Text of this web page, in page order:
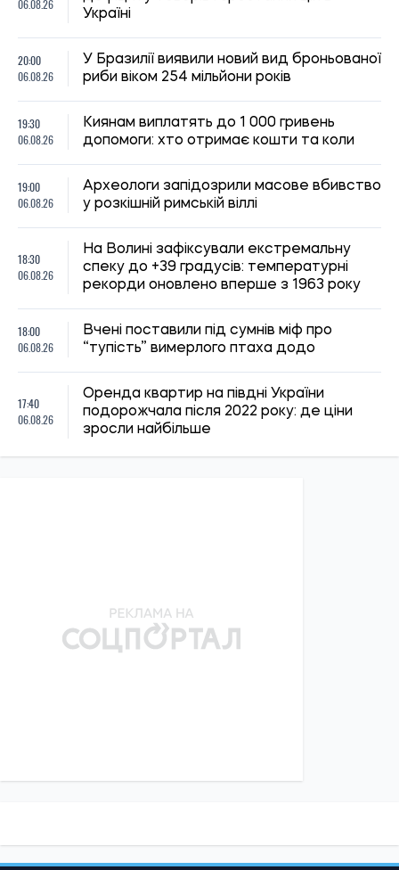
06.08.26
Україні
20:00
06.08.26
У Бразилії виявили новий вид броньованої
риби віком 254 мільйони років
19:30
06.08.26
Киянам виплатять до 1 000 гривень
допомоги: хто отримає кошти та коли
19:00
06.08.26
Археологи запідозрили масове вбивство
у розкішній римській віллі
18:30
06.08.26
На Волині зафіксували екстремальну
спеку до +39 градусів: температурні
рекорди оновлено вперше з 1963 року
18:00
06.08.26
Вчені поставили під сумнів міф про
“тупість” вимерлого птаха додо
17:40
06.08.26
Оренда квартир на півдні України
подорожчала після 2022 року: де ціни
зросли найбільше